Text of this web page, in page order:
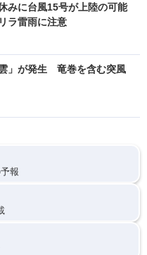
に台風15号が上陸の可能
ラ雷雨に注意
」が発生 竜巻を含む突風
報